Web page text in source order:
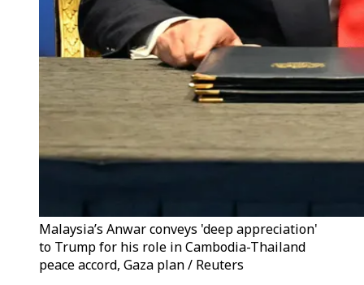
Malaysia’s Anwar conveys 'deep appreciation'
to Trump for his role in Cambodia-Thailand
peace accord, Gaza plan / Reuters